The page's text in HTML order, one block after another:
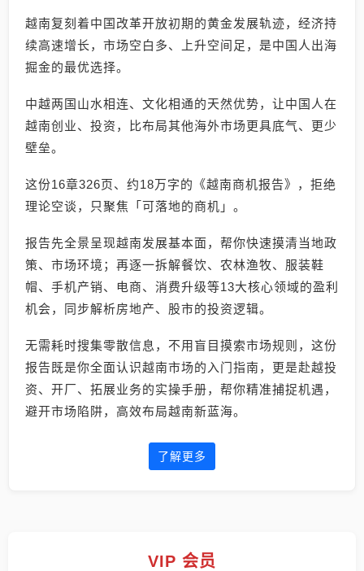
越南复刻着中国改革开放初期的黄金发展轨迹，经济持
续高速增长，市场空白多、上升空间足，是中国人出海
掘金的最优选择。
中越两国山水相连、文化相通的天然优势，让中国人在
越南创业、投资，比布局其他海外市场更具底气、更少
壁垒。
这份16章326页、约18万字的《越南商机报告》，拒绝
理论空谈，只聚焦「可落地的商机」。
报告先全景呈现越南发展基本面，帮你快速摸清当地政
策、市场环境；再逐一拆解餐饮、农林渔牧、服装鞋
帽、手机产销、电商、消费升级等13大核心领域的盈利
机会，同步解析房地产、股市的投资逻辑。
无需耗时搜集零散信息，不用盲目摸索市场规则，这份
报告既是你全面认识越南市场的入门指南，更是赴越投
资、开厂、拓展业务的实操手册，帮你精准捕捉机遇，
避开市场陷阱，高效布局越南新蓝海。
了解更多
VIP 会员